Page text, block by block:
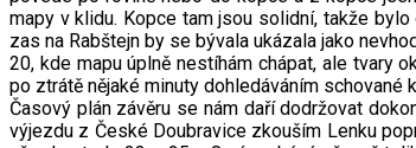
mapy v klidu. Kopce tam jsou solidní, takže
zas na Rabštejn by se bývala ukázala jako
20, kde mapu úplně nestíhám chápat, ale tvary
po ztrátě nějaké minuty dohledáváním schované
Časový plán závěru se nám daří dodržovat
výjezdu z České Doubravice zkouším Lenku